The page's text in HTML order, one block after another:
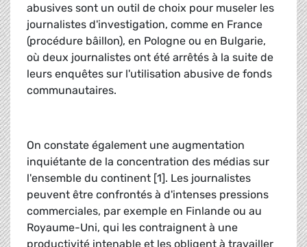
abusives sont un outil de choix pour museler les
journalistes d'investigation, comme en France
(procédure bâillon), en Pologne ou en Bulgarie,
où deux journalistes ont été arrêtés à la suite de
leurs enquêtes sur l'utilisation abusive de fonds
communautaires.
On constate également une augmentation
inquiétante de la concentration des médias sur
l'ensemble du continent [1]. Les journalistes
peuvent être confrontés à d'intenses pressions
commerciales, par exemple en Finlande ou au
Royaume-Uni, qui les contraignent à une
productivité intenable et les obligent à travailler